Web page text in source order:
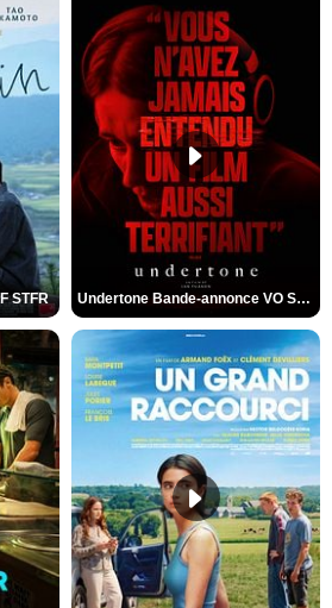
STFR Undertone Bande-annonce VO STFR